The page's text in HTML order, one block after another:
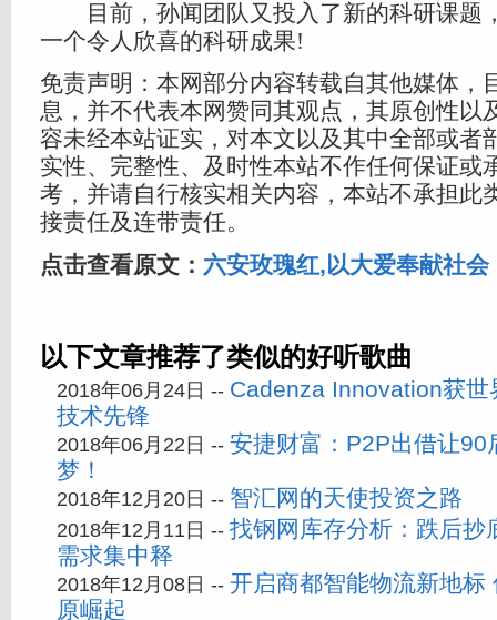
目前，孙闻团队又投入了新的科研课题
一个令人欣喜的科研成果!
免责声明：本网部分内容转载自其他媒体，
息，并不代表本网赞同其观点，其原创性以
容未经本站证实，对本文以及其中全部或者
实性、完整性、及时性本站不作任何保证或
考，并请自行核实相关内容，本站不承担此
接责任及连带责任。
点击查看原文： 六安玫瑰红,以大爱奉献社会
以下文章推荐了类似的好听歌曲
2018年06月24日 -- Cadenza Innovation获世
技术先锋
2018年06月22日 -- 安捷财富：P2P出借让90
梦！
2018年12月20日 -- 智汇网的天使投资之路
2018年12月11日 -- 找钢网库存分析：跌后抄
需求集中释
2018年12月08日 -- 开启商都智能物流新地标
原崛起